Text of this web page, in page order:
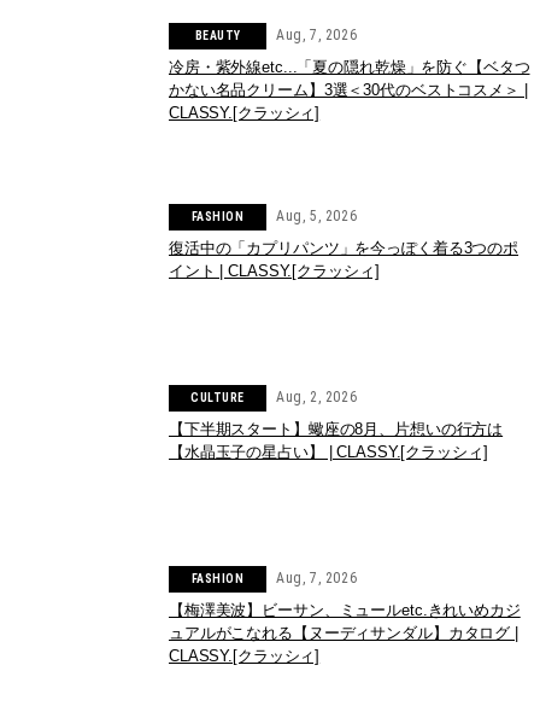
BEAUTY Aug, 7, 2026
冷房・紫外線etc...「夏の隠れ乾燥」を防ぐ【ベタつ
かない名品クリーム】3選＜30代のベストコスメ＞ |
CLASSY.[クラッシィ]
FASHION Aug, 5, 2026
復活中の「カプリパンツ」を今っぽく着る3つのポ
イント | CLASSY.[クラッシィ]
CULTURE Aug, 2, 2026
【下半期スタート】蠍座の8月、片想いの行方は
【水晶玉子の星占い】 | CLASSY.[クラッシィ]
FASHION Aug, 7, 2026
【梅澤美波】ビーサン、ミュールetc.きれいめカジ
ュアルがこなれる【ヌーディサンダル】カタログ |
CLASSY.[クラッシィ]